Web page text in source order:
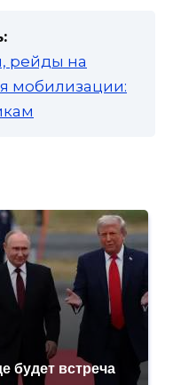
рейды на
мобилизации:
будет встреча